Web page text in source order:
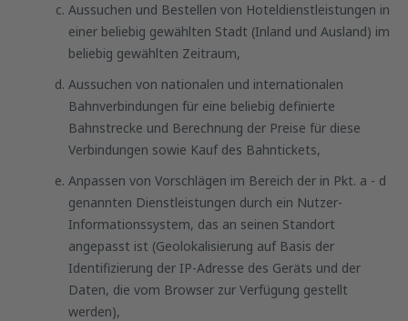
Aussuchen und Bestellen von Hoteldienstleistungen in
einer beliebig gewählten Stadt (Inland und Ausland) im
beliebig gewählten Zeitraum,
Aussuchen von nationalen und internationalen
Bahnverbindungen für eine beliebig definierte
Bahnstrecke und Berechnung der Preise für diese
Verbindungen sowie Kauf des Bahntickets,
Anpassen von Vorschlägen im Bereich der in Pkt. a - d
genannten Dienstleistungen durch ein Nutzer-
Informationssystem, das an seinen Standort
angepasst ist (Geolokalisierung auf Basis der
Identifizierung der IP-Adresse des Geräts und der
Daten, die vom Browser zur Verfügung gestellt
werden),